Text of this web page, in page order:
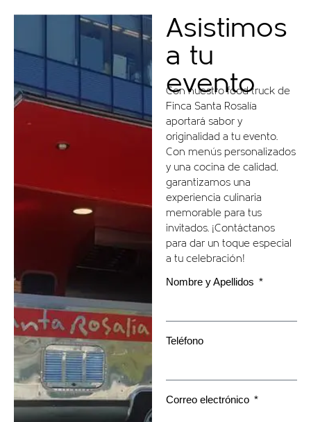
Asistimos
a tu
evento
Con nuestro food truck de
Finca Santa Rosalía
aportará sabor y
originalidad a tu evento.
Con menús personalizados
y una cocina de calidad,
garantizamos una
experiencia culinaria
memorable para tus
invitados. ¡Contáctanos
para dar un toque especial
a tu celebración!
Nombre y Apellidos
Teléfono
Correo electrónico